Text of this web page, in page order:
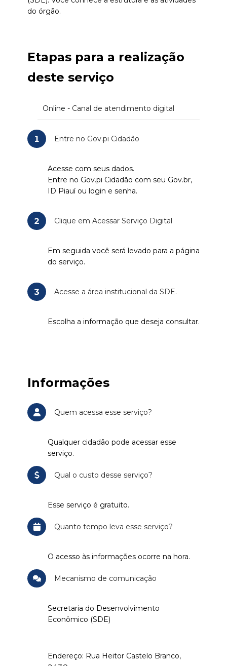
do órgão.
Etapas para a realização
deste serviço
Online - Canal de atendimento digital
1 Entre no Gov.pi Cidadão
Acesse com seus dados.
Entre no Gov.pi Cidadão com seu Gov.br,
ID Piauí ou login e senha.
2 Clique em Acessar Serviço Digital
Em seguida você será levado para a página
do serviço.
3 Acesse a área institucional da SDE.
Escolha a informação que deseja consultar.
Informações
Quem acessa esse serviço?
Qualquer cidadão pode acessar esse
serviço.
Qual o custo desse serviço?
Esse serviço é gratuito.
Quanto tempo leva esse serviço?
O acesso às informações ocorre na hora.
Mecanismo de comunicação
Secretaria do Desenvolvimento
Econômico (SDE)
Endereço: Rua Heitor Castelo Branco,